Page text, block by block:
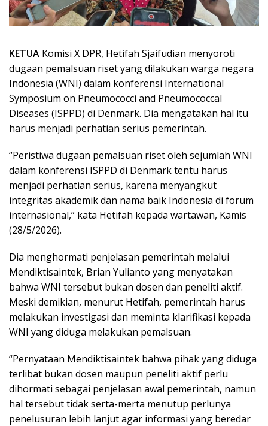
KETUA Komisi X DPR, Hetifah Sjaifudian menyoroti
dugaan pemalsuan riset yang dilakukan warga negara
Indonesia (WNI) dalam konferensi International
Symposium on Pneumococci and Pneumococcal
Diseases (ISPPD) di Denmark. Dia mengatakan hal itu
harus menjadi perhatian serius pemerintah.
“Peristiwa dugaan pemalsuan riset oleh sejumlah WNI
dalam konferensi ISPPD di Denmark tentu harus
menjadi perhatian serius, karena menyangkut
integritas akademik dan nama baik Indonesia di forum
internasional,” kata Hetifah kepada wartawan, Kamis
(28/5/2026).
Dia menghormati penjelasan pemerintah melalui
Mendiktisaintek, Brian Yulianto yang menyatakan
bahwa WNI tersebut bukan dosen dan peneliti aktif.
Meski demikian, menurut Hetifah, pemerintah harus
melakukan investigasi dan meminta klarifikasi kepada
WNI yang diduga melakukan pemalsuan.
“Pernyataan Mendiktisaintek bahwa pihak yang diduga
terlibat bukan dosen maupun peneliti aktif perlu
dihormati sebagai penjelasan awal pemerintah, namun
hal tersebut tidak serta-merta menutup perlunya
penelusuran lebih lanjut agar informasi yang beredar